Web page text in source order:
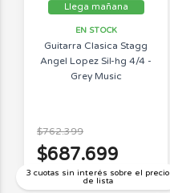
Llega mañana
EN STOCK
Guitarra Clasica Stagg
Angel Lopez Sil-hg 4/4 -
Grey Music
3 cuotas sin interés sobre el precio
de lista
$762.399
$687.699